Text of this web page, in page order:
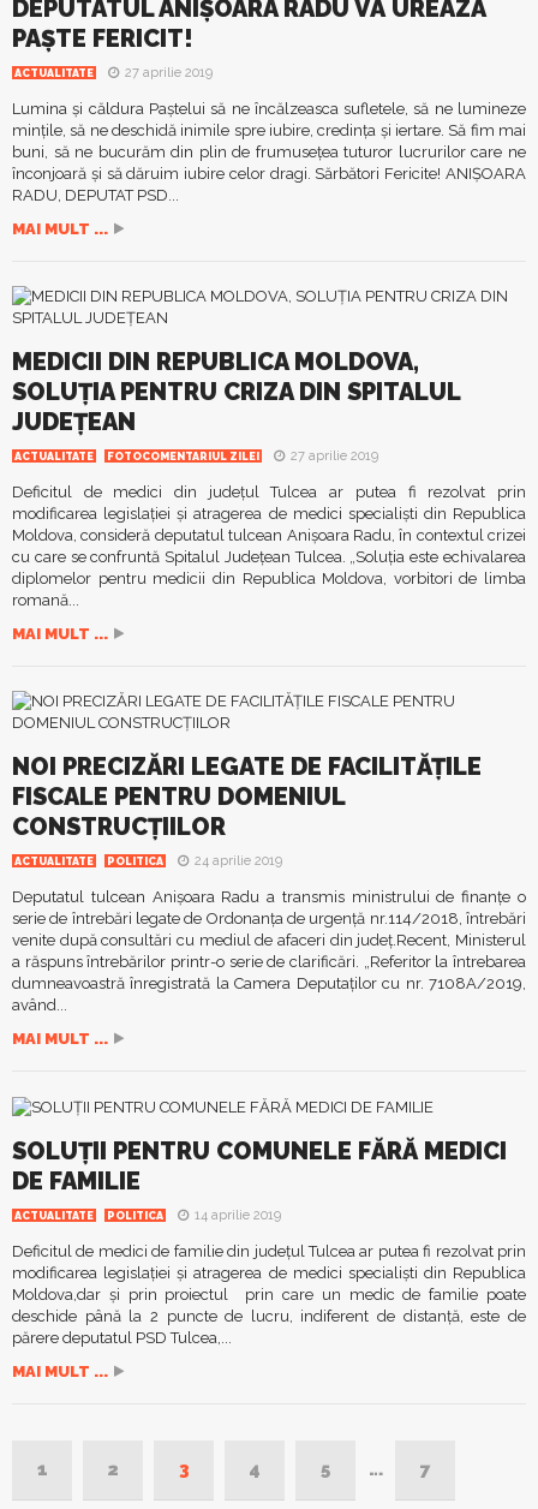
DEPUTATUL ANIȘOARA RADU VĂ UREAZĂ
PAȘTE FERICIT!
ACTUALITATE 27 aprilie 2019
Lumina şi căldura Paştelui să ne încălzeasca sufletele, să ne lumineze
minţile, să ne deschidă inimile spre iubire, credinţa şi iertare. Să fim mai
buni, să ne bucurăm din plin de frumuseţea tuturor lucrurilor care ne
înconjoară şi să dăruim iubire celor dragi. Sărbători Fericite! ANIȘOARA
RADU, DEPUTAT PSD...
MAI MULT ...
MEDICII DIN REPUBLICA MOLDOVA,
SOLUȚIA PENTRU CRIZA DIN SPITALUL
JUDEȚEAN
ACTUALITATE FOTOCOMENTARIUL ZILEI 27 aprilie 2019
Deficitul de medici din județul Tulcea ar putea fi rezolvat prin
modificarea legislației și atragerea de medici specialiști din Republica
Moldova, consideră deputatul tulcean Anișoara Radu, în contextul crizei
cu care se confruntă Spitalul Județean Tulcea. „Soluţia este echivalarea
diplomelor pentru medicii din Republica Moldova, vorbitori de limba
romană...
MAI MULT ...
NOI PRECIZĂRI LEGATE DE FACILITĂȚILE
FISCALE PENTRU DOMENIUL
CONSTRUCȚIILOR
ACTUALITATE POLITICA 24 aprilie 2019
Deputatul tulcean Anişoara Radu a transmis ministrului de finanţe o
serie de întrebări legate de Ordonanţa de urgenţă nr.114/2018, întrebări
venite după consultări cu mediul de afaceri din județ.Recent, Ministerul
a răspuns întrebărilor printr-o serie de clarificări. „Referitor la întrebarea
dumneavoastră înregistrată la Camera Deputaților cu nr. 7108A/2019,
având...
MAI MULT ...
SOLUȚII PENTRU COMUNELE FĂRĂ MEDICI
DE FAMILIE
ACTUALITATE POLITICA 14 aprilie 2019
Deficitul de medici de familie din județul Tulcea ar putea fi rezolvat prin
modificarea legislației și atragerea de medici specialiști din Republica
Moldova,dar și prin proiectul prin care un medic de familie poate
deschide până la 2 puncte de lucru, indiferent de distanță, este de
părere deputatul PSD Tulcea,...
MAI MULT ...
1 2 3 4 5 … 7